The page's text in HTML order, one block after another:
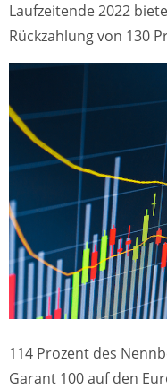
Laufzeitende 2022
Rückzahlung von 130
114 Prozent des
Garant 100 auf den